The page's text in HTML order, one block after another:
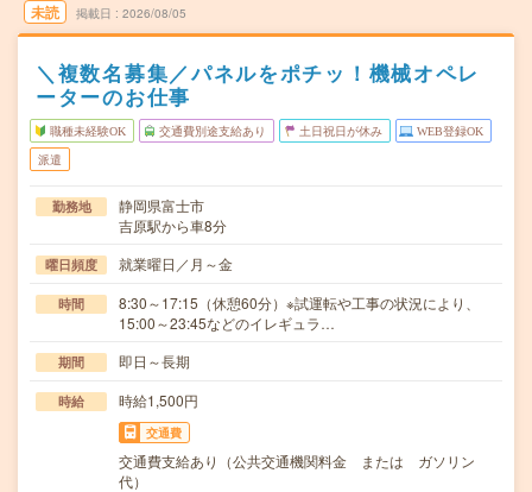
未読 掲載日 2026/08/05
＼複数名募集／パネルをポチッ！機械オペレ
ーターのお仕事
職種未経験OK 交通費別途支給あり 土日祝日が休み WEB登録OK
派遣
勤務地
静岡県富士市
吉原駅から車8分
曜日頻度 就業曜日／月～金
時間
8:30～17:15（休憩60分）※試運転や工事の状況により、
15:00～23:45などのイレギュラ…
期間 即日～長期
時給 時給1,500円
交通費
交通費支給あり（公共交通機関料金 または ガソリン
代）